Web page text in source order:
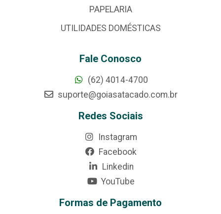
PAPELARIA
UTILIDADES DOMÉSTICAS
Fale Conosco
(62) 4014-4700
suporte@goiasatacado.com.br
Redes Sociais
Instagram
Facebook
Linkedin
YouTube
Formas de Pagamento